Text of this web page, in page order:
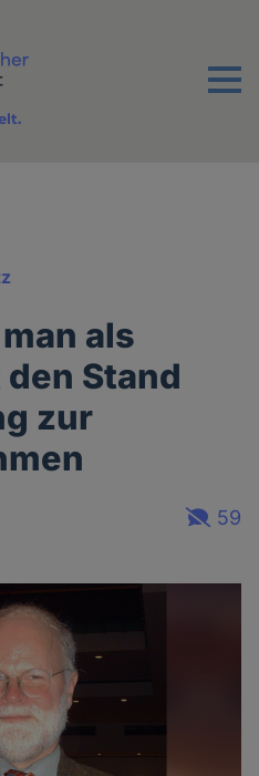
Menu
als
Stand
zur
59